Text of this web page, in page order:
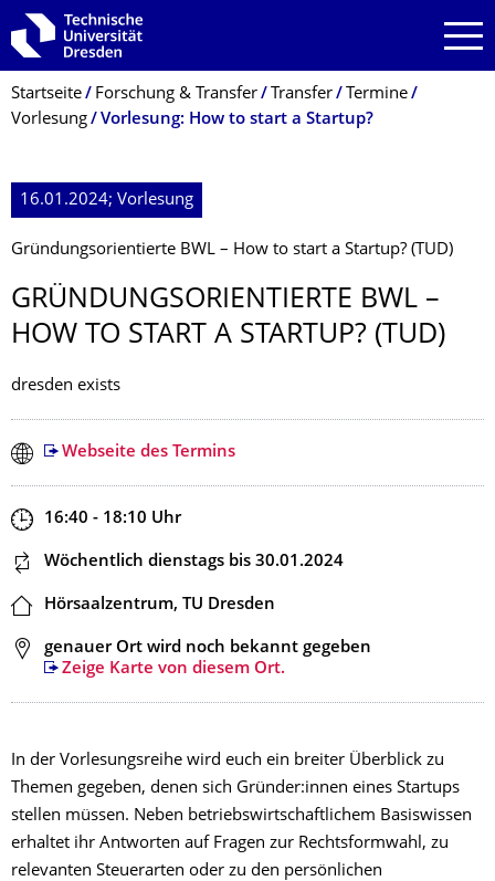
Zur Hauptnavigation springen
Zur Suche springen
Zum Inhalt springen
Breadcrumb-Menü
Startseite Forschung & Transfer Transfer
Termine
Vorlesung
Vorlesung: How to start a Startup?
16.01.2024; Vorlesung
Gründungsorientierte BWL – How to start a Startup? (TUD)
GRÜNDUNGSORIEN­TIERTE BWL –
HOW TO START A STARTUP? (TUD)
dresden exists
Webseite des Termins
Zeit
16:40 - 18:10 Uhr
Dieser Termin wiederholt sich
Wöchentlich dienstags bis 30.01.2024
Ort
Hörsaalzentrum, TU Dresden
Adresse
genauer Ort wird noch bekannt gegeben
Zeige Karte von diesem Ort.
In der Vorlesungsreihe wird euch ein breiter Überblick zu
Themen gegeben, denen sich Gründer:innen eines Startups
stellen müssen. Neben betriebswirtschaftlichem Basiswissen
erhaltet ihr Antworten auf Fragen zur Rechtsformwahl, zu
relevanten Steuerarten oder zu den persönlichen